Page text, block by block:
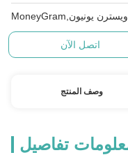
اتصل الآن
وصف المنتج
تفاصيل